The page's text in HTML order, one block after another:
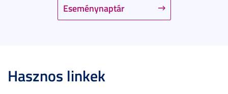
Eseménynaptár
Hasznos linkek